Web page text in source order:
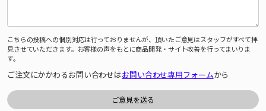
こちらの投稿への個別対応は行っておりませんが、頂いたご意見はスタッフがすべて拝
見させていただきます。お客様の声をもとに商品開発・サイト改善を行ってまいりま
す。
ご注文にかかわるお問い合わせはお問い合わせ専用フォームから